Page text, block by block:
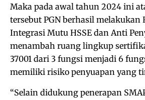
Maka pada awal tahun 2024 ini
tersebut PGN berhasil melakukan
Integrasi Mutu HSSE dan Anti
menambah ruang lingkup
37001 dari 3 fungsi menjadi 6
memiliki risiko penyuapan yang
“Selain didukung penerapan